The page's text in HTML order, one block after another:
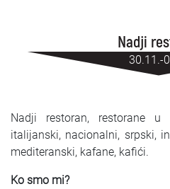
ENGLISH
Nadji
30.11.-
Nadji restoran, restorane u
italijanski, nacionalni, srpski,
mediteranski, kafane, kafići.
Ko smo mi?